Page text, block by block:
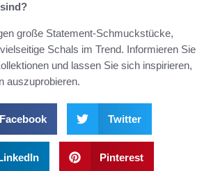
große Statement-Schmuckstücke,
Schals im Trend. Informieren Sie
und lassen Sie sich inspirieren,
auszuprobieren.
Facebook Twitter
Pinterest